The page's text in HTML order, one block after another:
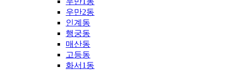
우만2동
인계동
행궁동
매산동
고등동
화서1동